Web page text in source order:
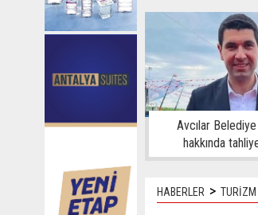
KAMPÜS SPOR
Avcılar Belediye
hakkında
HABERLER > TURİZM